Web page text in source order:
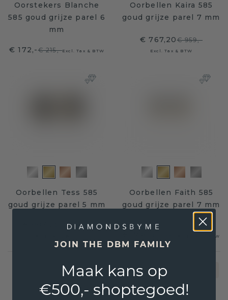
Oorstekers Blanche
585 goud grijze parel 6
mm
€ 172,-€ 215,-Excl. Tax & BTW
Oorbellen Kaira 585
goud grijze parel 7 mm
€ 767,20€ 959,-
Excl. Tax & BTW
Oorbellen Tess 585
goud grijze parel 5 mm
€ 1.229,-
Oorbellen Faith 585
goud grijze parel 7 mm
Excl. Tax & BTW
JOIN THE DBM FAMILY
Maak kans op
€500,- shoptegoed!